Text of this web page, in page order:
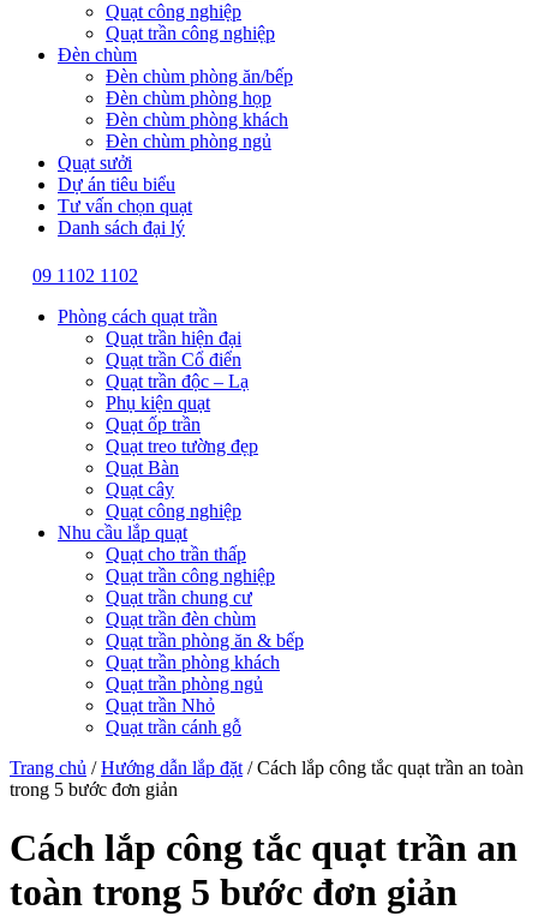
Quạt công nghiệp
Quạt trần công nghiệp
Đèn chùm
Đèn chùm phòng ăn/bếp
Đèn chùm phòng họp
Đèn chùm phòng khách
Đèn chùm phòng ngủ
Quạt sưởi
Dự án tiêu biểu
Tư vấn chọn quạt
Danh sách đại lý
09 1102 1102
Phòng cách quạt trần
Quạt trần hiện đại
Quạt trần Cổ điển
Quạt trần độc – Lạ
Phụ kiện quạt
Quạt ốp trần
Quạt treo tường đẹp
Quạt Bàn
Quạt cây
Quạt công nghiệp
Nhu cầu lắp quạt
Quạt cho trần thấp
Quạt trần công nghiệp
Quạt trần chung cư
Quạt trần đèn chùm
Quạt trần phòng ăn & bếp
Quạt trần phòng khách
Quạt trần phòng ngủ
Quạt trần Nhỏ
Quạt trần cánh gỗ
Trang chủ /Hướng dẫn lắp đặt /Cách lắp công tắc quạt trần an toàn
trong 5 bước đơn giản
Cách lắp công tắc quạt trần an
toàn trong 5 bước đơn giản